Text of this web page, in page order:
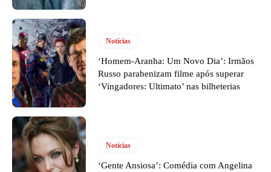
Notícias
‘Homem-Aranha: Um Novo Dia’: Irmãos
Russo parabenizam filme após superar
‘Vingadores: Ultimato’ nas bilheterias
Notícias
‘Gente Ansiosa’: Comédia com Angelina